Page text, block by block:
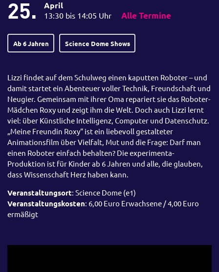
25. April
13:30 bis 14:05 Uhr Alle Termine
Ab 6 Jahren Science Dome Shows
Lizzi findet auf dem Schulweg einen kaputten Roboter – und
damit startet ein Abenteuer voller Technik, Freundschaft und
Neugier. Gemeinsam mit ihrer Oma repariert sie das Roboter-
Mädchen Roxy und zeigt ihm die Welt. Doch auch Lizzi lernt
viel: über Künstliche Intelligenz, Computer und Datenschutz.
„Meine Freundin Roxy“ ist ein liebevoll gestalteter
Animationsfilm über Vielfalt, Mut und die Frage: Darf man
einen Roboter einfach behalten? Die experimenta-
Produktion ist für Kinder ab 6 Jahren und alle, die glauben,
dass Wissenschaft Herz haben kann.
Veranstaltungsort: Science Dome (e1)
Veranstaltungskosten: 6,00 Euro Erwachsene / 4,00 Euro
ermäßigt